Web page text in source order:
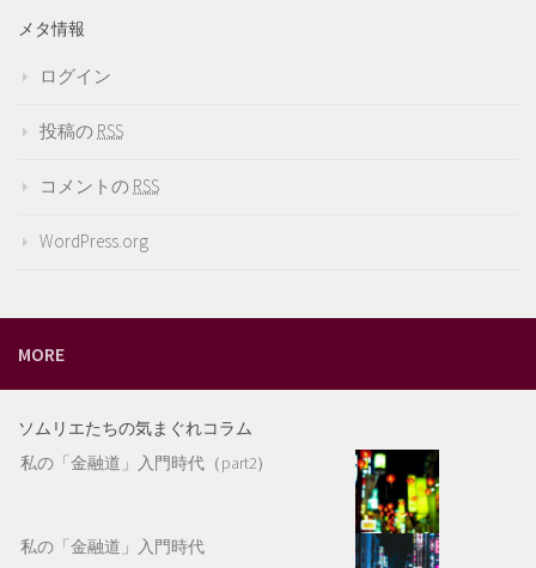
メタ情報
ログイン
投稿の RSS
コメントの RSS
WordPress.org
MORE
ソムリエたちの気まぐれコラム
私の「金融道」入門時代（part2）
私の「金融道」入門時代